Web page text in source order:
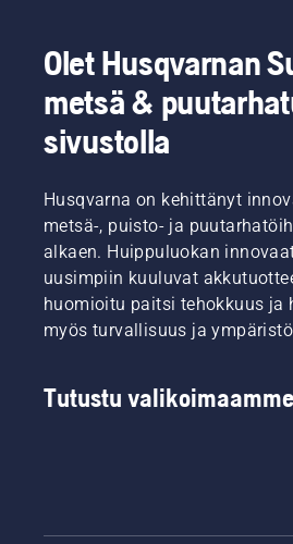
Olet Husqvarnan
metsä &
sivustolla
Husqvarna on kehittänyt
metsä-, puisto- ja
alkaen. Huippuluokan
uusimpiin kuuluvat
huomioitu paitsi tehokkuus ja
myös turvallisuus ja
Tutustu valikoimaamme